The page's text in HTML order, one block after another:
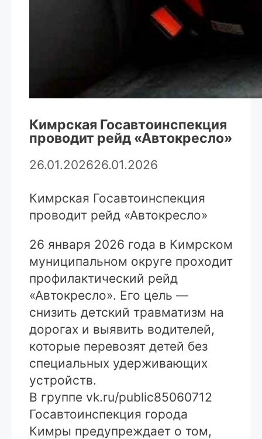
Кимрская Госавтоинспекция
проводит рейд «Автокресло»
26.01.202626.01.2026
Кимрская Госавтоинспекция
проводит рейд «Автокресло»
26 января 2026 года в Кимрском
муниципальном округе проходит
профилактический рейд
«Автокресло». Его цель —
снизить детский травматизм на
дорогах и выявить водителей,
которые перевозят детей без
специальных удерживающих
устройств.
В группе vk.ru/public85060712
Госавтоинспекция города
Кимры предупреждает о том,